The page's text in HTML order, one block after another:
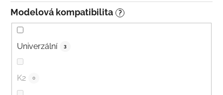
Modelová kompatibilita ?
Univerzální 3
K2 0